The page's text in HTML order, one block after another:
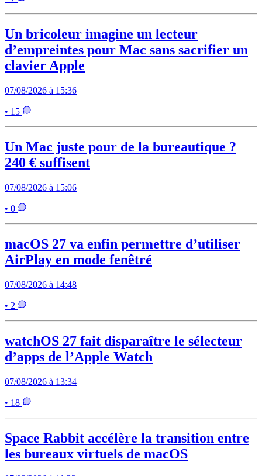
Un bricoleur imagine un lecteur
d’empreintes pour Mac sans sacrifier un
clavier Apple
07/08/2026 à 15:36
• 15
Un Mac juste pour de la bureautique ?
240 € suffisent
07/08/2026 à 15:06
• 0
macOS 27 va enfin permettre d’utiliser
AirPlay en mode fenêtré
07/08/2026 à 14:48
• 2
watchOS 27 fait disparaître le sélecteur
d’apps de l’Apple Watch
07/08/2026 à 13:34
• 18
Space Rabbit accélère la transition entre
les bureaux virtuels de macOS